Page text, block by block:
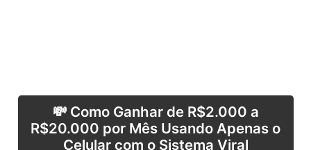
💸 Como Ganhar de R$2.000 a
R$20.000 por Mês Usando Apenas o
Celular com o Sistema Viral